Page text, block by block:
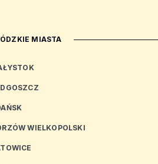
MIASTA
WIELKOPOLSKI